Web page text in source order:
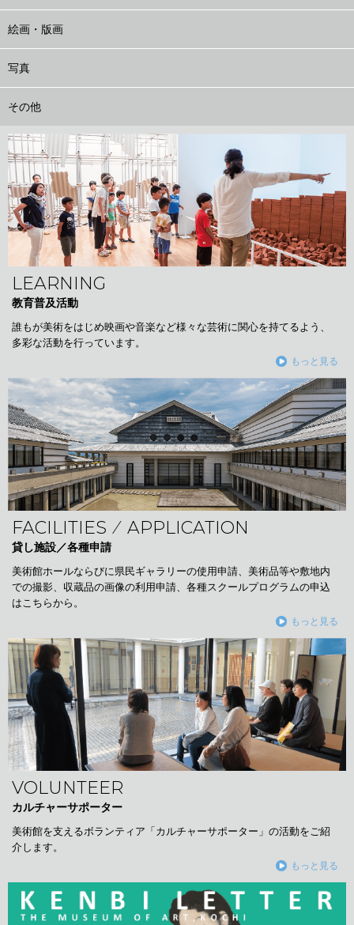
絵画・版画
写真
その他
LEARNING
教育普及活動
誰もが美術をはじめ映画や音楽など様々な芸術に関心を持てるよう、
多彩な活動を行っています。
もっと見る
FACILITIES ⁄ APPLICATION
貸し施設／各種申請
美術館ホールならびに県民ギャラリーの使用申請、美術品等や敷地内
での撮影、収蔵品の画像の利用申請、各種スクールプログラムの申込
はこちらから。
もっと見る
VOLUNTEER
カルチャーサポーター
美術館を支えるボランティア「カルチャーサポーター」の活動をご紹
介します。
もっと見る